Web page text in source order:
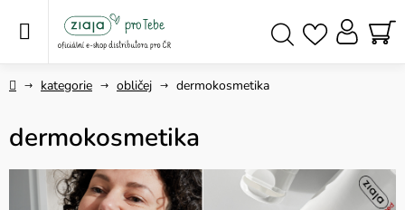
Domůkategorie obličej dermokosmetika
dermokosmetika